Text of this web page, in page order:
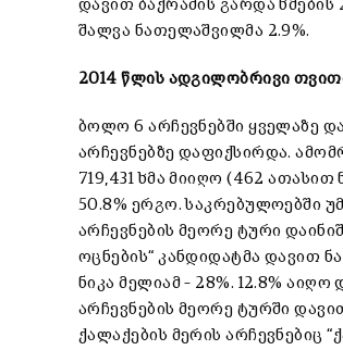
დავით ბაქრაძის გარდა ხმების
შალვა ნათელაშვილმა 2.9%.
2014 წლის ადგილობრივი
ბოლო 6 არჩევნებში ყველაზე
არჩევნებზე დაფიქსირდა.
719,431 ხმა მიიღო (462
50.8% ერგო. საკრებულოებში
არჩევნების მეორე ტური
ოცნების“ კანდიდატმა დავით
ნიკა მელიამ – 28%. 12.8%
არჩევნების მეორე ტურში
ქალაქების მერის არჩევნებიც